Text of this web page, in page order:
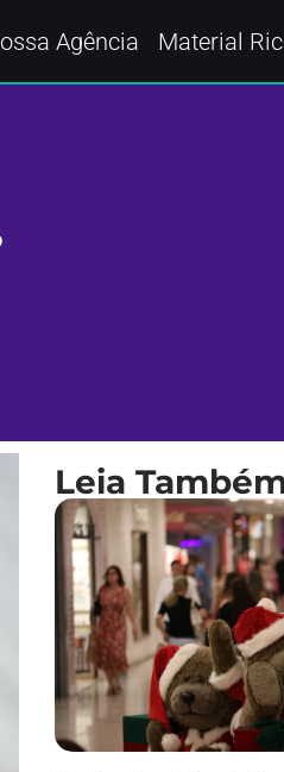
Agência Material
Leia